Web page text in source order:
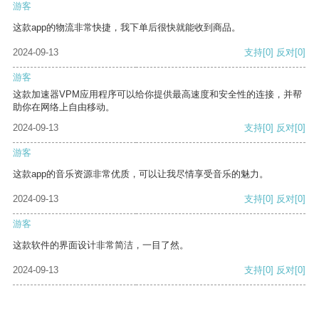
游客
这款app的物流非常快捷，我下单后很快就能收到商品。
2024-09-13 支持[0] 反对[0]
游客
这款加速器VPM应用程序可以给你提供最高速度和安全性的连接，并帮
助你在网络上自由移动。
2024-09-13
支持[0] 反对[0]
游客
这款app的音乐资源非常优质，可以让我尽情享受音乐的魅力。
2024-09-13 支持[0] 反对[0]
游客
这款软件的界面设计非常简洁，一目了然。
2024-09-13 支持[0] 反对[0]